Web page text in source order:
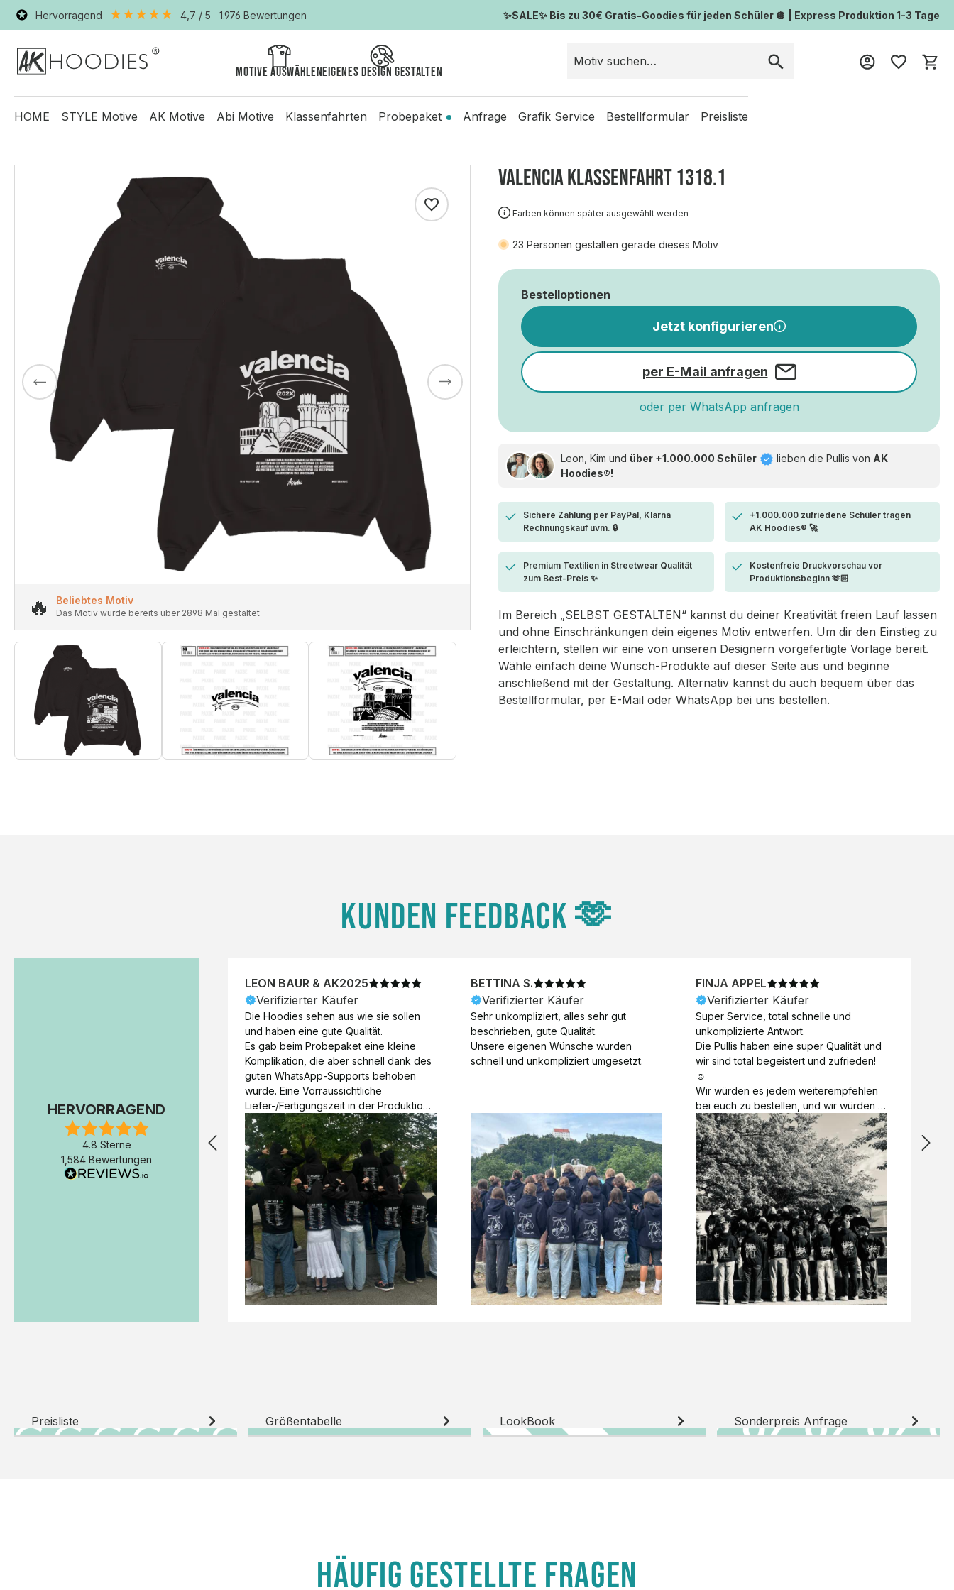
Hervorragend 4,7 / 5 1.976 Bewertungen ✨SALE✨ Bis zu 30€ Gratis-Goodies für jeden Schüler 🪩 | Express Produktion 1-3 Tage
Motive auswählenEigenes Design gestalten
HOME STYLE Motive AK Motive Abi Motive Klassenfahrten Probepaket Anfrage Grafik Service Bestellformular Preisliste
🔥 Beliebtes Motiv
Das Motiv wurde bereits über 2898 Mal gestaltet
VALENCIA KLASSENFAHRT 1318.1
Farben können später ausgewählt werden
23 Personen gestalten gerade dieses Motiv
Bestelloptionen
Jetzt konfigurieren
per E-Mail anfragen
oder per WhatsApp anfragen
Leon, Kim und über +1.000.000 Schüler lieben die Pullis von AK
Hoodies®!
Sichere Zahlung per PayPal, Klarna
Rechnungskauf uvm. 🔒
+1.000.000 zufriedene Schüler tragen
AK Hoodies® 🚀
Premium Textilien in Streetwear Qualität
zum Best-Preis ✨
Kostenfreie Druckvorschau vor
Produktionsbeginn 🫶🏻
Im Bereich „SELBST GESTALTEN“ kannst du deiner Kreativität freien Lauf lassen
und ohne Einschränkungen dein eigenes Motiv entwerfen. Um dir den Einstieg zu
erleichtern, stellen wir eine von unseren Designern vorgefertigte Vorlage bereit.
Wähle einfach deine Wunsch-Produkte auf dieser Seite aus und beginne
anschließend mit der Gestaltung. Alternativ kannst du auch bequem über das
Bestellformular, per E-Mail oder WhatsApp bei uns bestellen.
KUNDEN FEEDBACK 🫶
HERVORRAGEND
4.8 Sterne
1,584 Bewertungen
LEON BAUR & AK2025
Verifizierter Käufer
Die Hoodies sehen aus wie sie sollen
und haben eine gute Qualität.
Es gab beim Probepaket eine kleine
Komplikation, die aber schnell dank des
guten WhatsApp-Supports behoben
wurde. Eine Vorraussichtliche
Liefer-/Fertigungszeit in der Produktion
wäre hilfreich. Die Produktion dauerte 7
Werktage (inkl. Samstage und ohne
Express-Produktion), die Lieferung
erfolgte schon am Tag nach der
Fertigstellung der Produktion.
BETTINA S.
Verifizierter Käufer
Sehr unkompliziert, alles sehr gut
beschrieben, gute Qualität.
Unsere eigenen Wünsche wurden
schnell und unkompliziert umgesetzt.
FINJA APPEL
Verifizierter Käufer
Super Service, total schnelle und
unkomplizierte Antwort.
Die Pullis haben eine super Qualität und
wir sind total begeistert und zufrieden!
☺️
Wir würden es jedem weiterempfehlen
bei euch zu bestellen, und wir würden
es auch sofort nochmal tun!
Vielen Dank für alles 😊
Preisliste Größentabelle LookBook Sonderpreis Anfrage
HÄUFIG GESTELLTE FRAGEN